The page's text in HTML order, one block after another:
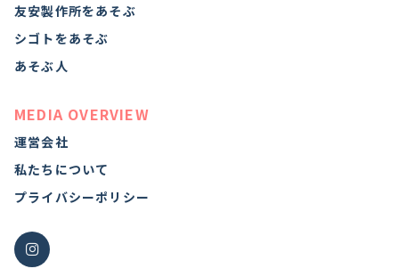
友安製作所をあそぶ
シゴトをあそぶ
あそぶ人
MEDIA OVERVIEW
運営会社
私たちについて
プライバシーポリシー